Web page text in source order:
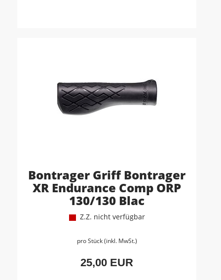
Bontrager Griff Bontrager
XR Endurance Comp ORP
130/130 Blac
Z.Z. nicht verfügbar
pro Stück (inkl. MwSt.)
25,00 EUR